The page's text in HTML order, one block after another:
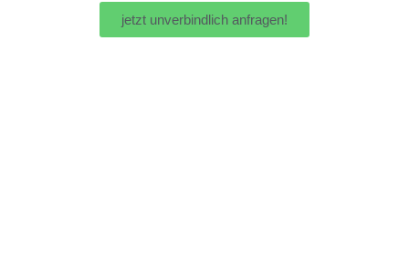
jetzt unverbindlich anfragen!